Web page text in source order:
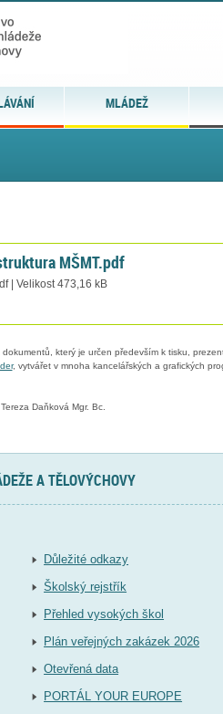
MLÁDEŽ
MŠMT.pdf
| Velikost 473,16 kB
který je určen především k tisku,
, vytvářet v mnoha kancelářských a grafických
Daňková Mgr. Bc.
A TĚLOVÝCHOVY
Důležité odkazy
Školský rejstřík
Přehled vysokých škol
Plán veřejných zakázek 2026
Otevřená data
PORTÁL YOUR EUROPE